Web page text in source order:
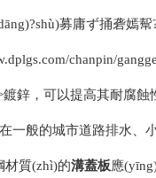
募庸ず捅砻嫣幚
chanpin/
鋅，可以提高其耐腐
在一般的城市道路排水
材質(zhì)的溝蓋板應(yīng)